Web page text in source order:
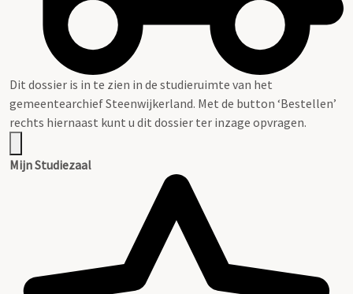
Dit dossier is in te zien in de studieruimte van het
gemeentearchief Steenwijkerland. Met de button ‘Bestellen’
rechts hiernaast kunt u dit dossier ter inzage opvragen.
Mijn Studiezaal